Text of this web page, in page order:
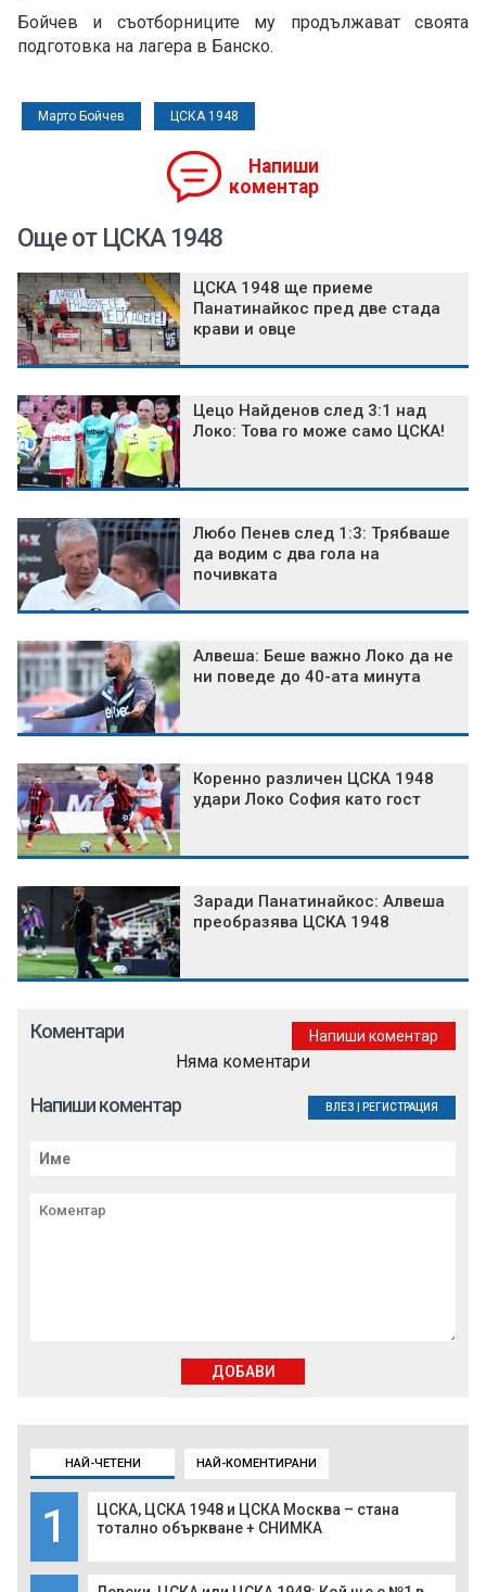
Бойчев и съотборниците му продължават своята
подготовка на лагера в Банско.
Марто Бойчев ЦСКА 1948
Напиши
коментар
НАЙ-ЧЕТЕНИ НАЙ-КОМЕНТИРАНИ
1
ЦСКА, ЦСКА 1948 и ЦСКА Москва – стана
тотално объркване + СНИМКА
Още от ЦСКА 1948
ЦСКА 1948 ще приеме
Панатинайкос пред две стада
крави и овце
Цецо Найденов след 3:1 над
Локо: Това го може само ЦСКА!
Любо Пенев след 1:3: Трябваше
да водим с два гола на
почивката
Алвеша: Беше важно Локо да не
ни поведе до 40-ата минута
Коренно различен ЦСКА 1948
удари Локо София като гост
Заради Панатинайкос: Алвеша
преобразява ЦСКА 1948
Коментари Напиши коментар
Няма коментари
Напиши коментар ВЛЕЗ РЕГИСТРАЦИЯ
ДОБАВИ